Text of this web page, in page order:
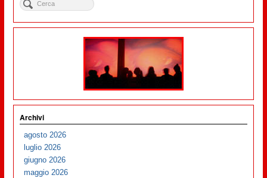
Archivi
agosto 2026
luglio 2026
giugno 2026
maggio 2026